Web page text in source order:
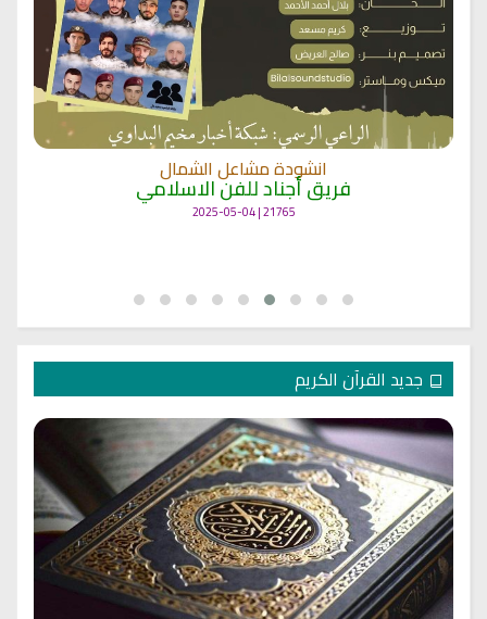
انشودة مشاعل الشمال
فريق أجناد للفن الاسلامي
21765 | 2025-05-04
جديد القرآن الكريم